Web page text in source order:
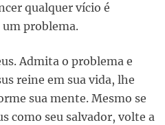
qualquer vício é
um problema.
Admita o problema e
reine em sua vida, lhe
sua mente. Mesmo se
como seu salvador, volte a